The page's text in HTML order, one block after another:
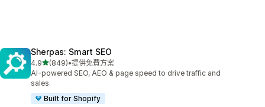
Sherpas: Smart SEO
4.9滿分 5 顆星
(849)
共有 849 則評價
•提供免費方案
AI-powered SEO, AEO & page speed to drive traffic and
sales.
Built for Shopify